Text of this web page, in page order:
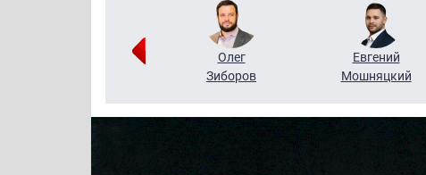
Олег
Зиборов
Евгений
Мошняцкий